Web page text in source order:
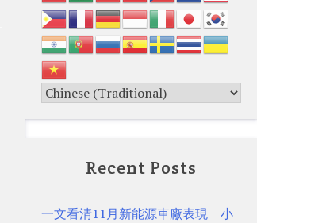
Recent Posts
一文看清11月新能源車廠表現 小